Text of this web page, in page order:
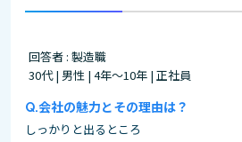
回答者 : 製造職
30代 | 男性 | 4年～10年 | 正社員
会社の魅力とその理由は？
しっかりと出るところ